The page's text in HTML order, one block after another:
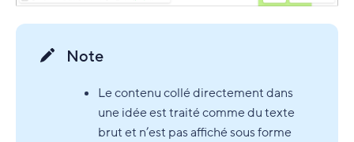
Note
Le contenu collé directement dans
une idée est traité comme du texte
brut et n’est pas affiché sous forme